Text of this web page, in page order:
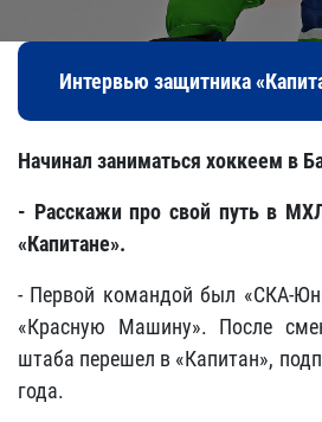
Интервью защитника
Начинал заниматься хоккеем в
- Расскажи про свой путь в
«Капитане».
- Первой командой был «СКА-
«Красную Машину». После
штаба перешел в «Капитан»,
года.